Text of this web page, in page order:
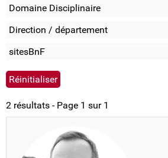
Domaine Disciplinaire
Direction / département
sitesBnF
2 résultats - Page 1 sur 1